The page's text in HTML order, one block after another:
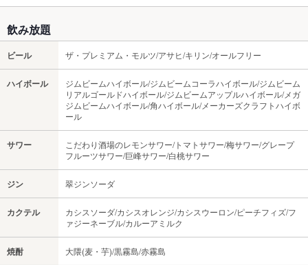
飲み放題
ビール ザ・プレミアム・モルツ/アサヒ/キリン/オールフリー
ハイボール
ジムビームハイボール/ジムビームコーラハイボール/ジムビーム
リアルゴールドハイボール/ジムビームアップルハイボール/メガ
ジムビームハイボール/角ハイボール/メーカーズクラフトハイボ
ール
サワー
こだわり酒場のレモンサワー/トマトサワー/梅サワー/グレープ
フルーツサワー/巨峰サワー/白桃サワー
ジン 翠ジンソーダ
カクテル
カシスソーダ/カシスオレンジ/カシスウーロン/ピーチフィズ/フ
ァジーネーブル/カルーアミルク
焼酎 大隈(麦・芋)/黒霧島/赤霧島